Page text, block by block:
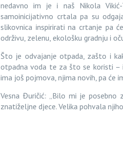
nedavno im je i naš Nikola
samoinicijativno crtala pa su
slikovnica inspirirati na crtanje pa
održivu, zelenu, ekološku gradnju i
Što je odvajanje otpada, zašto i
otpadna voda te za što se koristi
ima još pojmova, njima novih, pa će
Vesna Đuričić: „Bilo mi je posebno
znatiželjne djece. Velika pohvala